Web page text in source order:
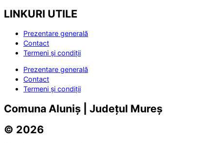
LINKURI UTILE
Prezentare generală
Contact
Termeni și condiții
Prezentare generală
Contact
Termeni și condiții
Comuna Aluniș | Județul Mureș
© 2026